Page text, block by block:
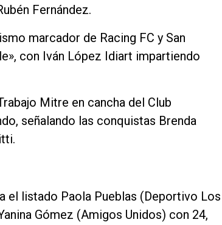
Fernández.
marcador de Racing FC y San
con Iván López Idiart impartiendo
Mitre en cancha del Club
señalando las conquistas Brenda
el listado Paola Pueblas (Deportivo Los
Gómez (Amigos Unidos) con 24,